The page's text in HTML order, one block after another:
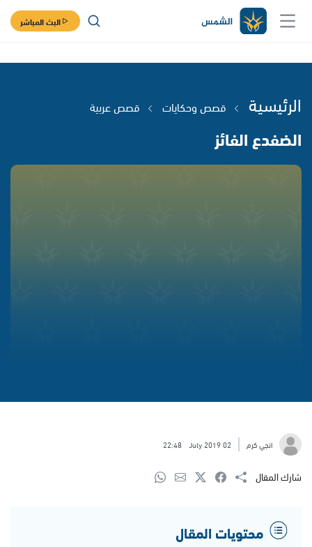
البث المباشر
الرئيسية قصص وحكايات قصص عربية
الضفدع الفائز
انجي كرم 02 July 2019
22:48
شارك المقال
محتويات المقال